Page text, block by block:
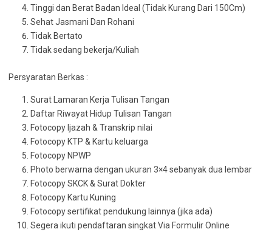
Tinggi dan Berat Badan Ideal (Tidak Kurang Dari 150Cm)
Sehat Jasmani Dan Rohani
Tidak Bertato
Tidak sedang bekerja/Kuliah
Persyaratan Berkas :
Surat Lamaran Kerja Tulisan Tangan
Daftar Riwayat Hidup Tulisan Tangan
Fotocopy Ijazah & Transkrip nilai
Fotocopy KTP & Kartu keluarga
Fotocopy NPWP
Photo berwarna dengan ukuran 3×4 sebanyak dua lembar
Fotocopy SKCK & Surat Dokter
Fotocopy Kartu Kuning
Fotocopy sertifikat pendukung lainnya (jika ada)
Segera ikuti pendaftaran singkat Via Formulir Online